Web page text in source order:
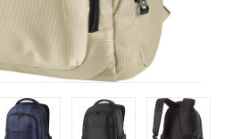
EXPERTS